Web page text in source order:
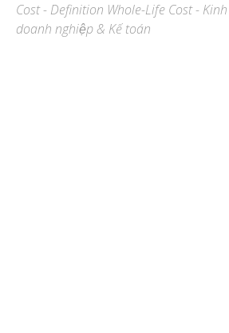
Cost - Definition Whole-Life Cost -
doanh nghiệp & Kế toán